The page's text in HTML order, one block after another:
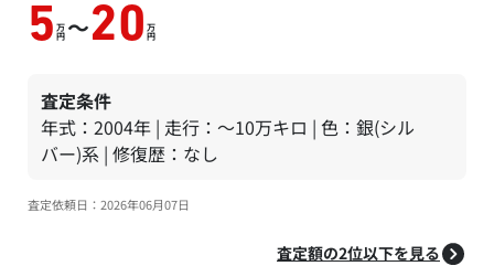
5 万
円 ～20 万
円
査定条件
年式：2004年 | 走行：～10万キロ | 色：銀(シル
バー)系 | 修復歴：なし
査定依頼日：2026年06月07日
査定額の2位以下を見る